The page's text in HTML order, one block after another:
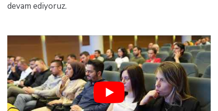
devam ediyoruz.